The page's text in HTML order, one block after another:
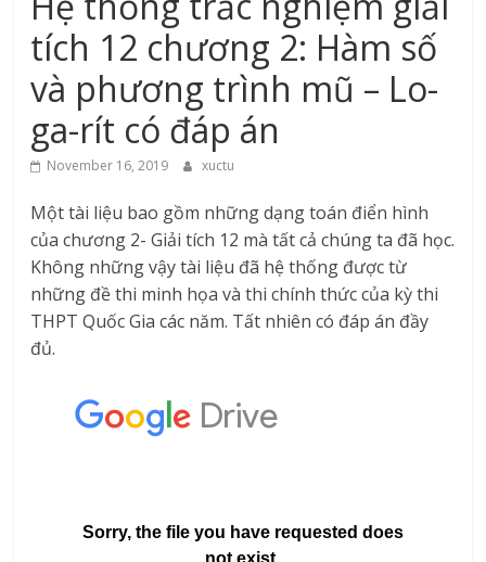
tích 12 chương 2: Hàm số
và phương trình mũ – Lo-
ga-rít có đáp án
November 16, 2019 xuctu
Một tài liệu bao gồm những dạng toán điển hình
của chương 2- Giải tích 12 mà tất cả chúng ta đã học.
Không những vậy tài liệu đã hệ thống được từ
những đề thi minh họa và thi chính thức của kỳ thi
THPT Quốc Gia các năm. Tất nhiên có đáp án đầy
đủ.